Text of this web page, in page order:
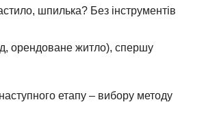
шпилька? Без інструментів
орендоване житло), спершу
етапу – вибору методу